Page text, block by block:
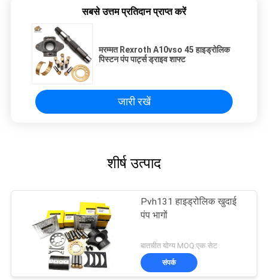
सबसे उत्तम प्रतिदान प्राप्त करें
मरम्मत Rexroth A10vso 45 हाइड्रोलिक
पिस्टन पंप पार्ट्स ड्राइव शाफ्ट
जारी रखें
शीर्ष उत्पाद
Pvh131 हाइड्रोलिक खुदाई
पंप भागों
बातचीत योग्य MOQ:एक सेट
संपर्क